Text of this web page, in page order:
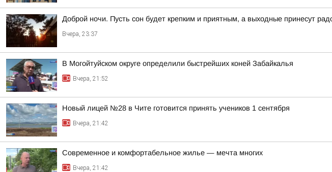
Доброй ночи. Пусть сон будет крепким и приятным, а выходные принесут
Вчера, 23:37
В Могойтуйском округе определили быстрейших коней Забайкалья
Вчера, 21:52
Новый лицей №28 в Чите готовится принять учеников 1 сентября
Вчера, 21:42
Современное и комфортабельное жилье — мечта многих
Вчера, 21:42